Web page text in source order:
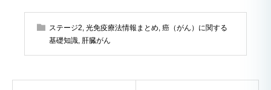
ステージ2 光免疫療法情報まとめ 癌（がん）に関する
基礎知識 肝臓がん